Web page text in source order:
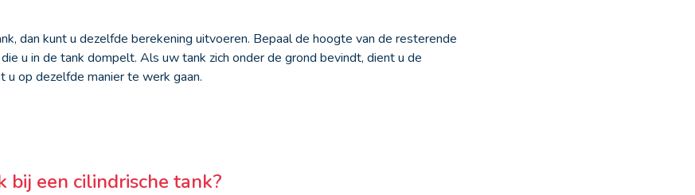
dan kunt u dezelfde berekening uitvoeren. Bepaal de hoogte van de resterende
u in de tank dompelt. Als uw tank zich onder de grond bevindt, dient u de
u op dezelfde manier te werk gaan.
bij een cilindrische tank?